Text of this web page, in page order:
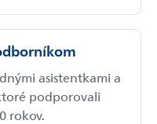
asistentkami a
podporovali
rokov.